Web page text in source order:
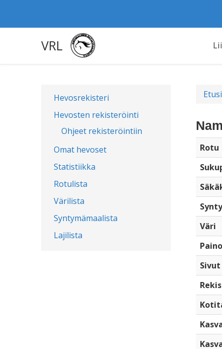
VRL
Hevosrekisteri
Hevosten rekisteröinti
Ohjeet rekisteröintiin
Omat hevoset
Statistiikka
Rotulista
Värilista
Syntymämaalista
Lajilista
Rotu
Väri
Sivut